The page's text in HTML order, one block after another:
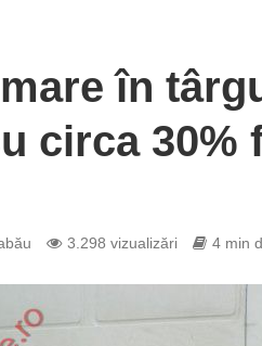
în
circa 30%
3.298 vizualizări 4 min